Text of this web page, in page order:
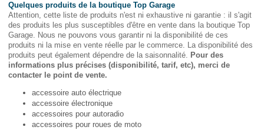
Quelques produits de la boutique Top Garage
Attention, cette liste de produits n'est ni exhaustive ni garantie : il s'agit
des produits les plus susceptibles d'être en vente dans la boutique Top
Garage. Nous ne pouvons vous garantir ni la disponibilité de ces
produits ni la mise en vente réelle par le commerce. La disponibilité des
produits peut également dépendre de la saisonnalité. Pour des
informations plus précises (disponibilité, tarif, etc), merci de
contacter le point de vente.
accessoire auto électrique
accessoire électronique
accessoires pour autoradio
accessoires pour roues de moto